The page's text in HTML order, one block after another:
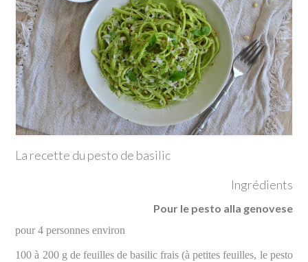
La recette du pesto de basilic
Ingrédients
Pour le pesto alla genovese
pour 4 personnes environ
100 à 200 g de feuilles de basilic frais (à petites feuilles, le pesto